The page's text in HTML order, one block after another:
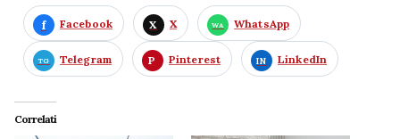
Facebook X WhatsApp
Telegram Pinterest LinkedIn
Correlati